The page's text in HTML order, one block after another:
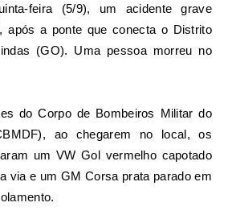
feira (5/9), um acidente grave
após a ponte que conecta o Distrito
(GO). Uma pessoa morreu no
do Corpo de Bombeiros Militar do
ao chegarem no local, os
um VW Gol vermelho capotado
via e um GM Corsa prata parado em